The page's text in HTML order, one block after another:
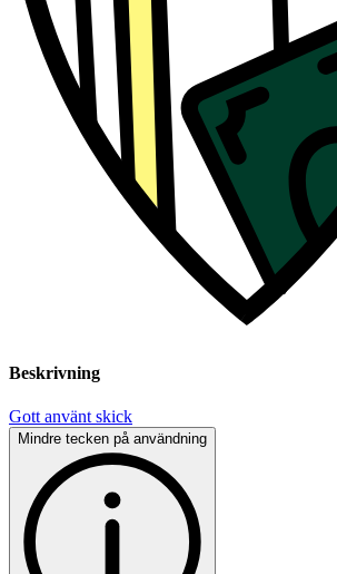
Beskrivning
Gott använt skick
Mindre tecken på användning